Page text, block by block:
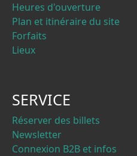
Heures d'ouverture
Plan et itinéraire du site
Forfaits
Lieux
SERVICE
Réserver des billets
Newsletter
Connexion B2B et infos